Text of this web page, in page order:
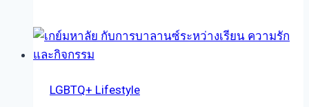
แฟน
เริ่ม
LGBTQ+ Lifestyle